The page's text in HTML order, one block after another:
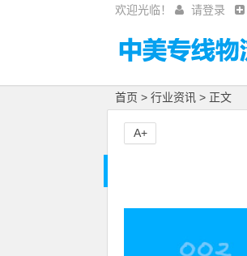
欢迎光临！ 请登录
首页 > 行业资讯 > 正文
A+